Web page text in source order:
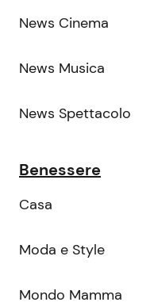
News Cinema
News Musica
News Spettacolo
Benessere
Casa
Moda e Style
Mondo Mamma